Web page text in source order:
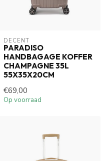
DECENT
PARADISO
HANDBAGAGE KOFFER
CHAMPAGNE 35L
55X35X20CM
€69,00
Op voorraad